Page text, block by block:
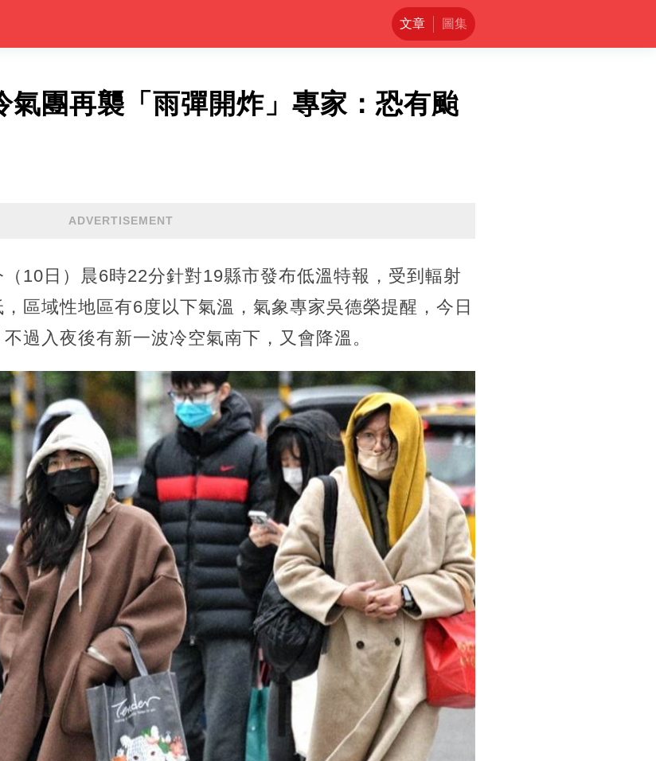
文章 圖集
氣團再襲「雨彈開炸」專家：恐有颱
ADVERTISEMENT
10日）晨6時22分針對19縣市發布低溫特報，受到輻射
區域性地區有6度以下氣溫，氣象專家吳德榮提醒，今日
過入夜後有新一波冷空氣南下，又會降溫。